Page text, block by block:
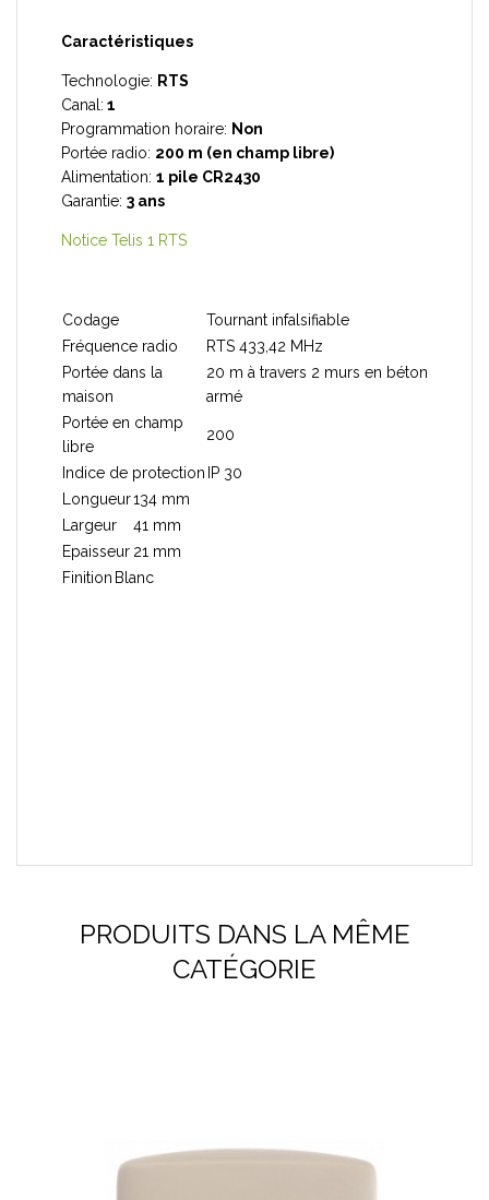
Caractéristiques
Technologie: RTS
Canal: 1
Programmation horaire: Non
Portée radio: 200 m (en champ libre)
Alimentation: 1 pile CR2430
Garantie: 3 ans
Notice Telis 1 RTS
Codage
Tournant infalsifiable
Fréquence radio
RTS 433,42 MHz
Portée dans la
maison
20 m à travers 2 murs en béton
armé
Portée en champ
libre
200
Indice de protection IP 30
Longueur134 mm
Largeur
41 mm
Epaisseur 21 mm
Finition Blanc
PRODUITS DANS LA MÊME
CATÉGORIE